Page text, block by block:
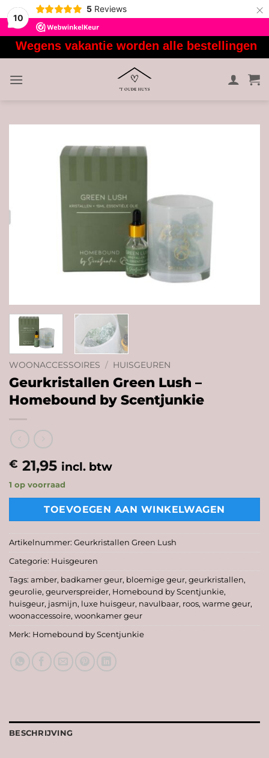
10
5 Reviews ×
naar
inhoud
Wegens vakantie worden alle bestellingen
WOONACCESSOIRES / HUISGEUREN
Geurkristallen Green Lush –
Homebound by Scentjunkie
€ 21,95 incl. btw
1 op voorraad
TOEVOEGEN AAN WINKELWAGEN
Artikelnummer: Geurkristallen Green Lush
Categorie: Huisgeuren
Tags: amber, badkamer geur, bloemige geur, geurkristallen,
geurolie, geurverspreider, Homebound by Scentjunkie,
huisgeur, jasmijn, luxe huisgeur, navulbaar, roos, warme geur,
woonaccessoire, woonkamer geur
Merk: Homebound by Scentjunkie
BESCHRIJVING